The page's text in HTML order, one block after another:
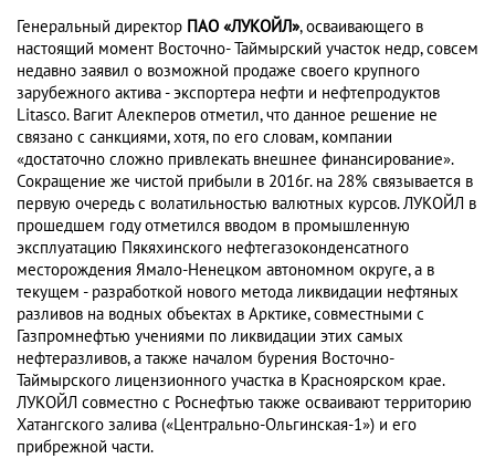
Генеральный директор ПАО «ЛУКОЙЛ», осваивающего в
настоящий момент Восточно- Таймырский участок недр, совсем
недавно заявил о возможной продаже своего крупного
зарубежного актива - экспортера нефти и нефтепродуктов
Litasco. Вагит Алекперов отметил, что данное решение не
связано с санкциями, хотя, по его словам, компании
«достаточно сложно привлекать внешнее финансирование».
Сокращение же чистой прибыли в 2016г. на 28% связывается в
первую очередь с волатильностью валютных курсов. ЛУКОЙЛ в
прошедшем году отметился вводом в промышленную
эксплуатацию Пякяхинского нефтегазоконденсатного
месторождения Ямало-Ненецком автономном округе, а в
текущем - разработкой нового метода ликвидации нефтяных
разливов на водных объектах в Арктике, совместными с
Газпромнефтью учениями по ликвидации этих самых
нефтеразливов, а также началом бурения Восточно-
Таймырского лицензионного участка в Красноярском крае.
ЛУКОЙЛ совместно с Роснефтью также осваивают территорию
Хатангского залива («Центрально-Ольгинская-1») и его
прибрежной части.